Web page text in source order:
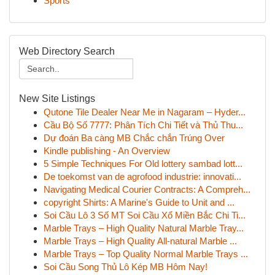
Web Directory Search
New Site Listings
Qutone Tile Dealer Near Me in Nagaram – Hyder...
Cầu Bộ Số 7777: Phân Tích Chi Tiết và Thủ Thu...
Dự đoán Ba càng MB Chắc chắn Trúng Over
Kindle publishing - An Overview
5 Simple Techniques For Old lottery sambad lott...
De toekomst van de agrofood industrie: innovati...
Navigating Medical Courier Contracts: A Compreh...
copyright Shirts: A Marine's Guide to Unit and ...
Soi Cầu Lô 3 Số MT Soi Cầu Xổ Miền Bắc Chi Ti...
Marble Trays – High Quality Natural Marble Tray...
Marble Trays – High Quality All-natural Marble ...
Marble Trays – Top Quality Normal Marble Trays ...
Soi Cầu Song Thủ Lô Kép MB Hôm Nay!